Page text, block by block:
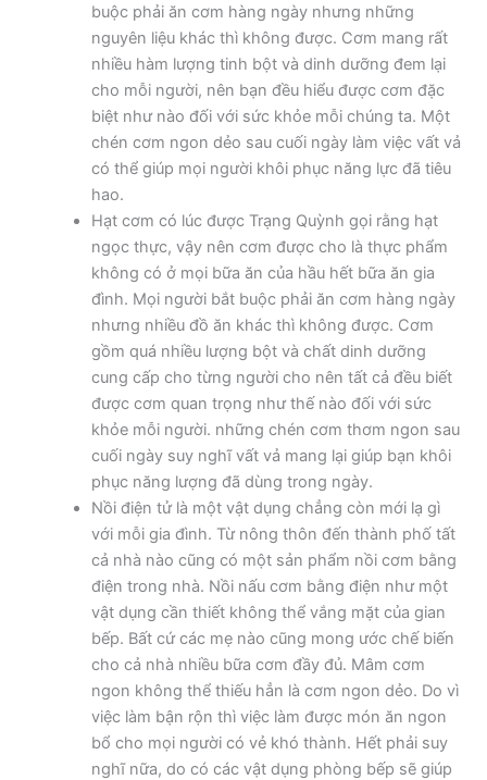
buộc phải ăn cơm hàng ngày nhưng những
nguyên liệu khác thì không được. Cơm mang rất
nhiều hàm lượng tinh bột và dinh dưỡng đem lại
cho mỗi người, nên bạn đều hiểu được cơm đặc
biệt như nào đối với sức khỏe mỗi chúng ta. Một
chén cơm ngon dẻo sau cuối ngày làm việc vất vả
có thể giúp mọi người khôi phục năng lực đã tiêu
hao.
Hạt cơm có lúc được Trạng Quỳnh gọi rằng hạt
ngọc thực, vậy nên cơm được cho là thực phẩm
không có ở mọi bữa ăn của hầu hết bữa ăn gia
đình. Mọi người bắt buộc phải ăn cơm hàng ngày
nhưng nhiều đồ ăn khác thì không được. Cơm
gồm quá nhiều lượng bột và chất dinh dưỡng
cung cấp cho từng người cho nên tất cả đều biết
được cơm quan trọng như thế nào đối với sức
khỏe mỗi người. những chén cơm thơm ngon sau
cuối ngày suy nghĩ vất vả mang lại giúp bạn khôi
phục năng lượng đã dùng trong ngày.
Nồi điện tử là một vật dụng chẳng còn mới lạ gì
với mỗi gia đình. Từ nông thôn đến thành phố tất
cả nhà nào cũng có một sản phẩm nồi cơm bằng
điện trong nhà. Nồi nấu cơm bằng điện như một
vật dụng cần thiết không thể vắng mặt của gian
bếp. Bất cứ các mẹ nào cũng mong ước chế biến
cho cả nhà nhiều bữa cơm đầy đủ. Mâm cơm
ngon không thể thiếu hẳn là cơm ngon dẻo. Do vì
việc làm bận rộn thì việc làm được món ăn ngon
bổ cho mọi người có vẻ khó thành. Hết phải suy
nghĩ nữa, do có các vật dụng phòng bếp sẽ giúp